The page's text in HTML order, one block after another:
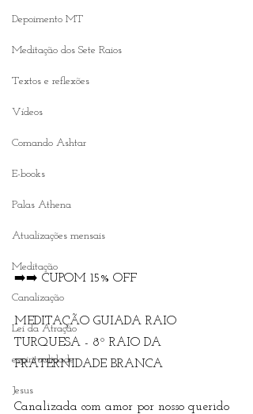
Depoimento MT
Meditação dos Sete Raios
Textos e reflexões
Vídeos
Comando Ashtar
E-books
Palas Athena
Atualizações mensais
Meditação
Canalização
Lei da Atração
espiritualidade
Jesus
➡️➡️ CUPOM 15% OFF
MEDITAÇÃO GUIADA RAIO
TURQUESA - 8º RAIO DA
FRATERNIDADE BRANCA
Canalizada com amor por nosso querido